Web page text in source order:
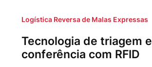
Logística Reversa de Malas Expressas
Tecnologia de triagem e
conferência com RFID